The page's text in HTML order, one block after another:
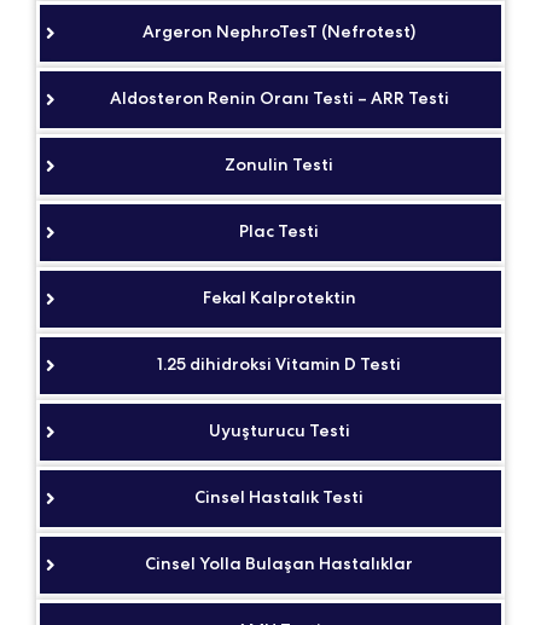
Argeron NephroTesT (Nefrotest)
Aldosteron Renin Oranı Testi – ARR Testi
Zonulin Testi
Plac Testi
Fekal Kalprotektin
1.25 dihidroksi Vitamin D Testi
Uyuşturucu Testi
Cinsel Hastalık Testi
Cinsel Yolla Bulaşan Hastalıklar